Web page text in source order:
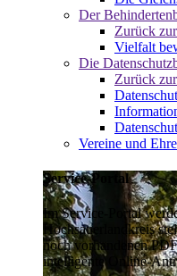
Der
Zurück
Vielfalt
Die
Zurück
Vereine und
Service-Portal
Im Service-Portal
Hochsauerlandkreis
noch vorhandenen
intelligente Online-